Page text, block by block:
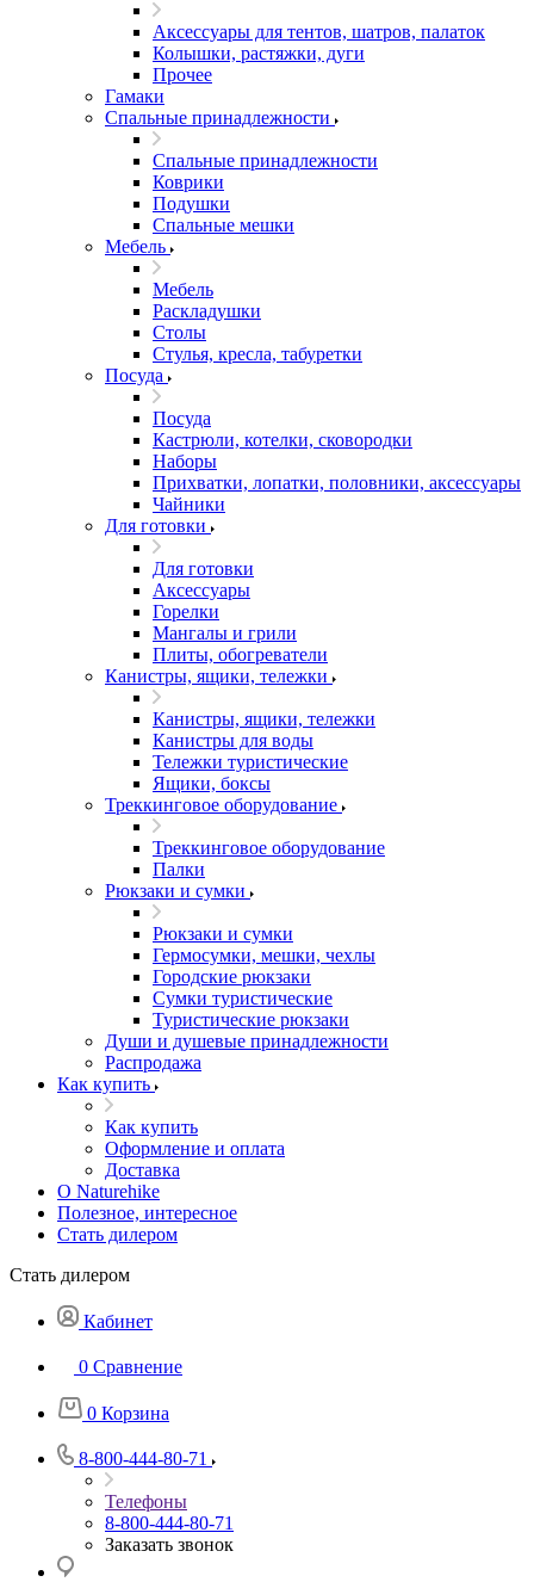
Аксессуары для тентов, шатров, палаток
Колышки, растяжки, дуги
Прочее
Гамаки
Спальные принадлежности
Спальные принадлежности
Коврики
Подушки
Спальные мешки
Мебель
Мебель
Раскладушки
Столы
Стулья, кресла, табуретки
Посуда
Посуда
Кастрюли, котелки, сковородки
Наборы
Прихватки, лопатки, половники, аксессуары
Чайники
Для готовки
Для готовки
Аксессуары
Горелки
Мангалы и грили
Плиты, обогреватели
Канистры, ящики, тележки
Канистры, ящики, тележки
Канистры для воды
Тележки туристические
Ящики, боксы
Треккинговое оборудование
Треккинговое оборудование
Палки
Рюкзаки и сумки
Рюкзаки и сумки
Гермосумки, мешки, чехлы
Городские рюкзаки
Сумки туристические
Туристические рюкзаки
Души и душевые принадлежности
Распродажа
Как купить
Как купить
Оформление и оплата
Доставка
О Naturehike
Полезное, интересное
Стать дилером
Стать дилером
Кабинет
0 Сравнение
0 Корзина
8-800-444-80-71
Телефоны
8-800-444-80-71
Заказать звонок